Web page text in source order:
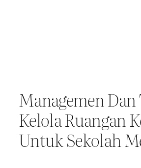
Managemen Dan
Kelola Ruangan
Untuk Sekolah